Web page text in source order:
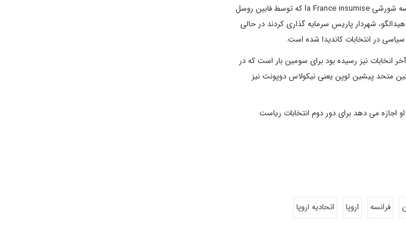
(NPA). همچنین برای سومین بار است که ژان لوک ملنکون در انتخابات شرکت می کند. کاندیدای حزب "فرانسه شورشی la France insumise که توسط فابین روسل
شهردار پاریس سرمایه گذاری کردند در حالی
در انتخابات کاندیدا شده است.
لوپن بار دیگر از اجتماع ملی دفاع خواهد کرد. لوپن که در سال 2017 تا مرحله آخر انخابات نیز رسیده بود برای سومین بار است که در
متحد پیشین لوپن یعنی نیکولاس دوپونت نیز
اجازه می دهد برای دور دوم انتخابات ریاست
فرانسه اروپا اتحادیه اروپا